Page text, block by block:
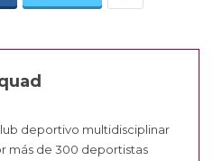
deportivo multidisciplinar
más de 300 deportistas